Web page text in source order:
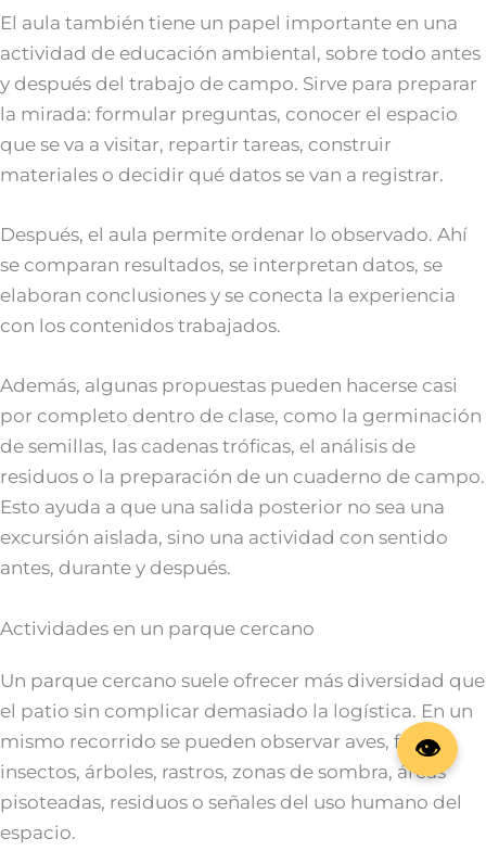
El aula también tiene un papel importante en una
actividad de educación ambiental, sobre todo antes
y después del trabajo de campo. Sirve para preparar
la mirada: formular preguntas, conocer el espacio
que se va a visitar, repartir tareas, construir
materiales o decidir qué datos se van a registrar.
Después, el aula permite ordenar lo observado. Ahí
se comparan resultados, se interpretan datos, se
elaboran conclusiones y se conecta la experiencia
con los contenidos trabajados.
Además, algunas propuestas pueden hacerse casi
por completo dentro de clase, como la germinación
de semillas, las cadenas tróficas, el análisis de
residuos o la preparación de un cuaderno de campo.
Esto ayuda a que una salida posterior no sea una
excursión aislada, sino una actividad con sentido
antes, durante y después.
Actividades en un parque cercano
Un parque cercano suele ofrecer más diversidad que
el patio sin complicar demasiado la logística. En un
mismo recorrido se pueden observar aves, flores,
insectos, árboles, rastros, zonas de sombra, áreas
pisoteadas, residuos o señales del uso humano del
espacio.